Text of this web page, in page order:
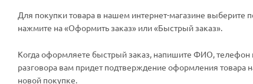
Для покупки товара в нашем интернет-магазине выберите
нажмите на «Оформить заказ» или «Быстрый заказ».
Когда оформляете быстрый заказ, напишите ФИО, телефон
разговора вам придет подтверждение оформления товара
новой покупке.